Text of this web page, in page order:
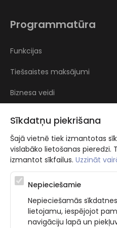
Sīkdatņu piekrišana
Šajā vietnē tiek izmantotas
vislabāko lietošanas pieredzi.
izmantot sīkfailus. Uzzināt
Nepieciešamie
Nepieciešamās
lietojamu, iespējojot
navigāciju lapā un
Programmatūra
Funkcijas
Tiešsaistes maksājumi
Biznesa veidi
Atbalsta programma augsti kvalificētu
Projekta ietvaros plānota informācijas
ļauj pakalpojumu sniedzējiem
Projekta rezultātā ir veikta mobilo